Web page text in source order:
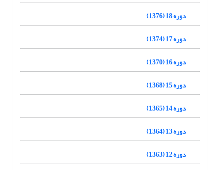
دوره 18 (1376)
دوره 17 (1374)
دوره 16 (1370)
دوره 15 (1368)
دوره 14 (1365)
دوره 13 (1364)
دوره 12 (1363)